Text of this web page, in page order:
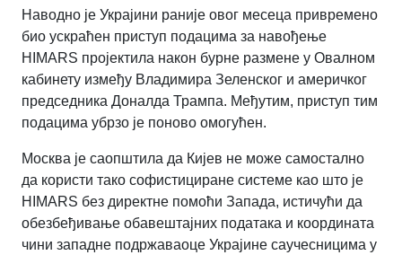
Наводно је Украјини раније овог месеца привремено
био ускраћен приступ подацима за навођење
HIMARS пројектила након бурне размене у Овалном
кабинету између Владимира Зеленског и америчког
председника Доналда Трампа. Међутим, приступ тим
подацима убрзо је поново омогућен.
Москва је саопштила да Кијев не може самостално
да користи тако софистициране системе као што је
HIMARS без директне помоћи Запада, истичући да
обезбеђивање обавештајних података и координата
чини западне подржаваоце Украјине саучесницима у